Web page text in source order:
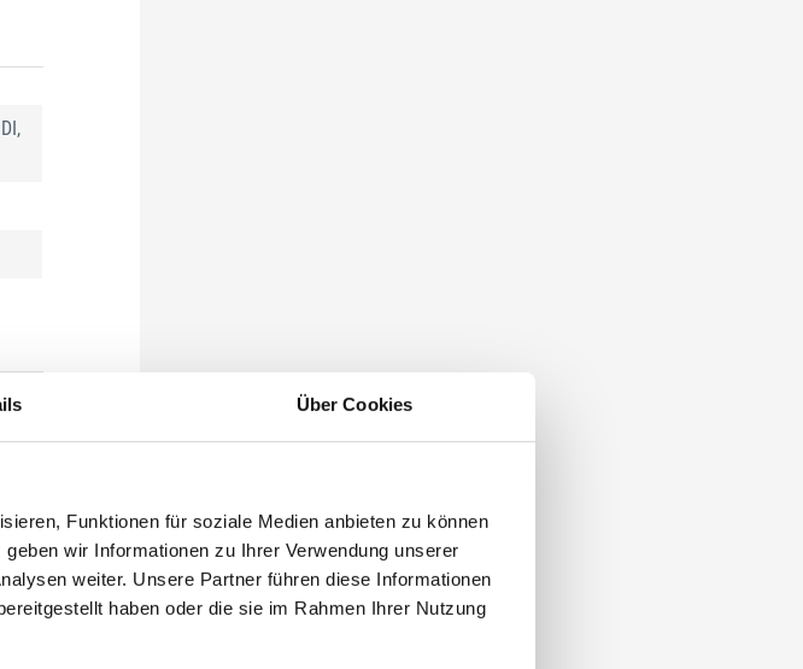
Über Cookies
Funktionen für soziale Medien anbieten zu können
wir Informationen zu Ihrer Verwendung unserer
weiter. Unsere Partner führen diese Informationen
haben oder die sie im Rahmen Ihrer Nutzung